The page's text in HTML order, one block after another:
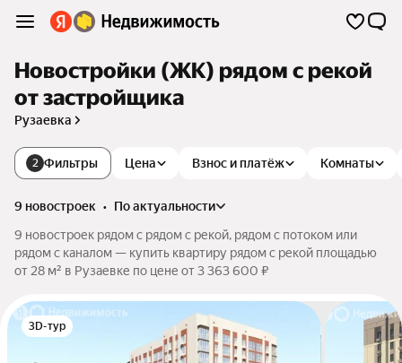
Новостройки (ЖК) рядом с рекой
от застройщика
Рузаевка
2 Фильтры Цена Взнос и платёж Комнаты
9 новостроек •
по актуальности
9 новостроек рядом с рядом с рекой, рядом с потоком или
рядом с каналом — купить квартиру рядом с рекой площадью
от 28 м² в Рузаевке по цене от 3 363 600 ₽
3D-тур